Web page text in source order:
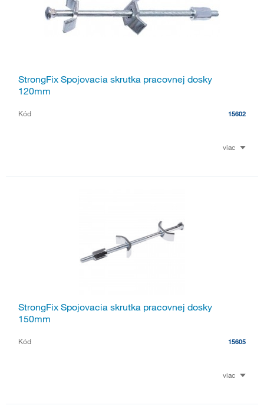
StrongFix Spojovacia skrutka pracovnej dosky
120mm
Kód 15602
viac
StrongFix Spojovacia skrutka pracovnej dosky
150mm
Kód 15605
viac